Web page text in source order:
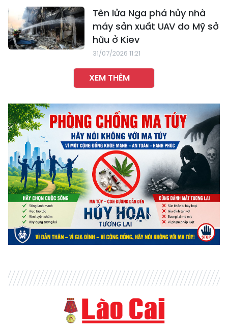
Tên lửa Nga phá hủy nhà
máy sản xuất UAV do Mỹ sở
hữu ở Kiev
31/07/2026 11:21
XEM THÊM